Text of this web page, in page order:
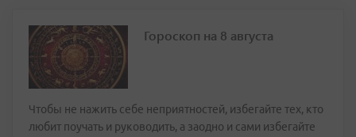
Гороскоп на 8 августа
Чтобы не нажить себе неприятностей, избегайте тех, кто
любит поучать и руководить, а заодно и сами избегайте